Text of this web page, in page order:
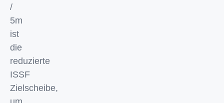
/
5m
ist
die
reduzierte
ISSF
Zielscheibe,